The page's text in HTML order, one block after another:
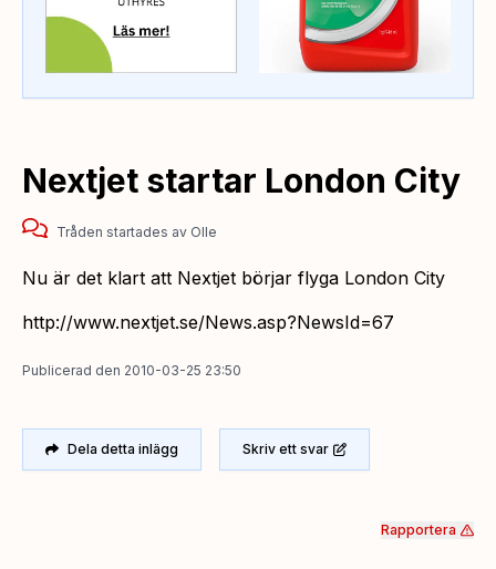
Nextjet startar London City
Tråden startades av Olle
Nu är det klart att Nextjet börjar flyga London City
http://www.nextjet.se/News.asp?NewsId=67
Publicerad den 2010-03-25 23:50
Dela detta inlägg Skriv ett svar
Rapportera